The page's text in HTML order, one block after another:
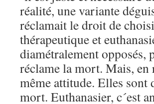
réalité, une variante
réclamait le droit de
thérapeutique et
diamétralement opposés,
réclame la mort. Mais, en
même attitude. Elles sont
mort. Euthanasier, c´est